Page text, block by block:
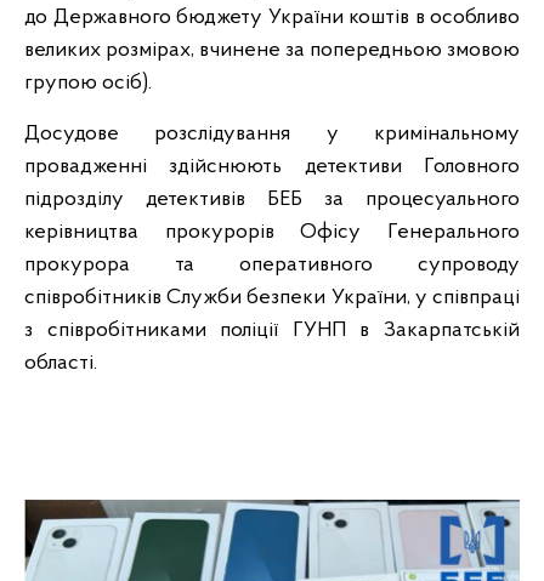
до Державного бюджету України коштів в особливо
великих розмірах, вчинене за попередньою змовою
групою осіб).
Досудове розслідування у кримінальному
провадженні здійснюють детективи Головного
підрозділу детективів БЕБ за процесуального
керівництва прокурорів Офісу Генерального
прокурора та оперативного супроводу
співробітників Служби безпеки України, у співпраці
з співробітниками поліції ГУНП в Закарпатській
області.